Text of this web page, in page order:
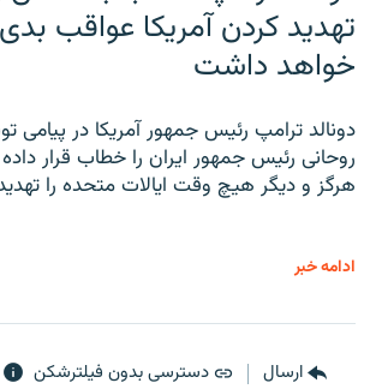
تهدید کردن آمریکا عواقب
خواهد داشت
دونالد ترامپ رئیس جمهور آمریکا در پیامی
روحانی رئیس جمهور ایران را خطاب قرار
هرگز و دیگر هیچ وقت ایالات متحده را
ادامه خبر
ارسال دسترسی بدون فیلترشکن